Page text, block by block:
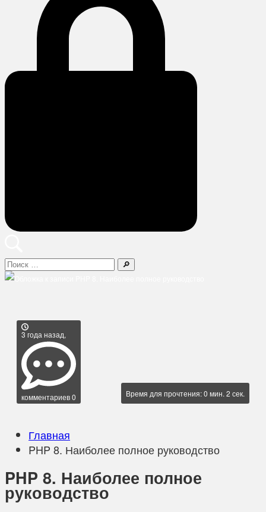
Поиск
3 года назад,
комментариев 0 Время для прочтения: 0 мин. 2 сек.
Главная
PHP 8. Наиболее полное руководство
PHP 8. Наиболее полное
руководство